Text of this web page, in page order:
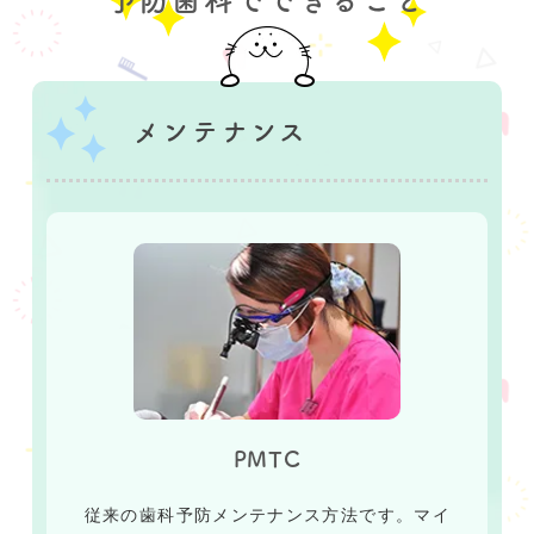
メンテナンス
PMTC
従来の歯科予防メンテナンス方法です。マイ